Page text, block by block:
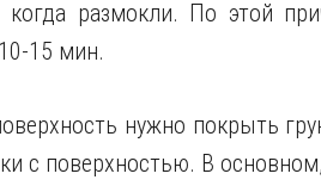
когда размокли. По этой
15 мин.
нужно покрыть
с поверхностью. В